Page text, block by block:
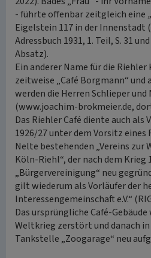
- führte offenbar zeitgleich eine
Eigelstein 117 in der Innenstadt
Adressbuch 1931, 1. Teil, S. 31
Absatz).
Ein anderer Name für die
zeitweise „Café Borgmann“
werden die Herren Schlieper
(www.joachim-brokmeier.de,
Das Riehler Café diente auch als
1926/27 unter dem Vorsitz
Nelte bestehenden „Vereins zur
Köln-Riehl“, der nach dem Krieg
„Bürgervereinigung“ neu
gilt wiederum als Vorläufer der
Interessengemeinschaft e.V.“
Das ursprüngliche Café-
Weltkrieg zerstört und danach
Tankstelle „Zoogarage“ neu